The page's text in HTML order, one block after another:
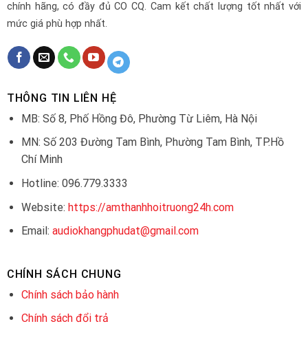
chính hãng, có đầy đủ CO CQ. Cam kết chất lượng tốt nhất với
mức giá phù hợp nhất.
THÔNG TIN LIÊN HỆ
MB: Số 8, Phố Hồng Đô, Phường Từ Liêm, Hà Nội
MN: Số 203 Đường Tam Bình, Phường Tam Bình, TP.Hồ
Chí Minh
Hotline: 096.779.3333
Website: https://amthanhhoitruong24h.com
Email: audiokhangphudat@gmail.com
CHÍNH SÁCH CHUNG
Chính sách bảo hành
Chính sách đổi trả